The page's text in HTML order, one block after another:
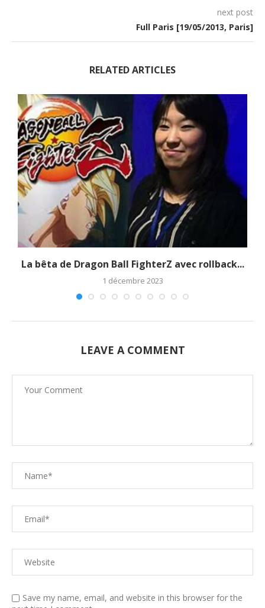
next post
Full Paris [19/05/2013, Paris]
RELATED ARTICLES
La bêta de Dragon Ball FighterZ avec rollback...
1 décembre 2023
LEAVE A COMMENT
Save my name, email, and website in this browser for the